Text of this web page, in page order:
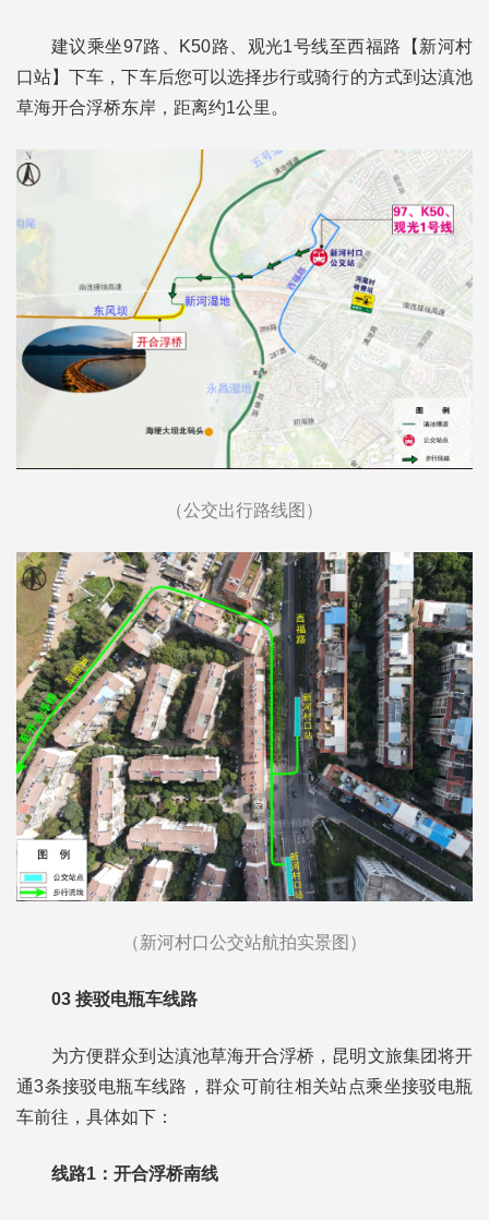
建议乘坐97路、K50路、观光1号线至西福路【新河村
口站】下车，下车后您可以选择步行或骑行的方式到达滇池
草海开合浮桥东岸，距离约1公里。
（公交出行路线图）
（新河村口公交站航拍实景图）
03 接驳电瓶车线路
为方便群众到达滇池草海开合浮桥，昆明文旅集团将开
通3条接驳电瓶车线路，群众可前往相关站点乘坐接驳电瓶
车前往，具体如下：
线路1：开合浮桥南线